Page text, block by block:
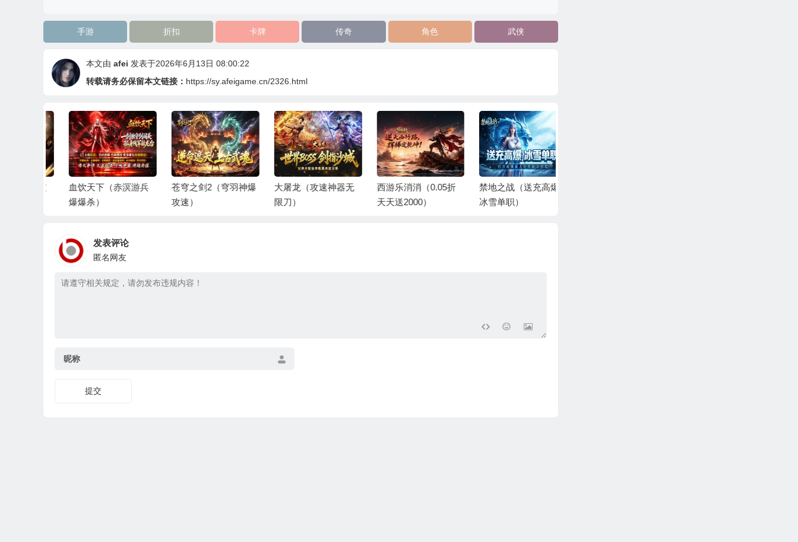
手游 折扣 卡牌 传奇 角色 武侠
本文由 afei 发表于2026年6月13日 08:00:22
转载请务必保留本文链接： https://sy.afeigame.cn/2326.html
血饮天下（赤溟游兵
爆爆杀）
苍穹之剑2（穹羽神爆
攻速）
大屠龙（攻速神器无
限刀）
西游乐消消（0.05折
天天送2000）
禁地之战（送充高爆
冰雪单职）
发表评论
匿名网友
昵称
提交